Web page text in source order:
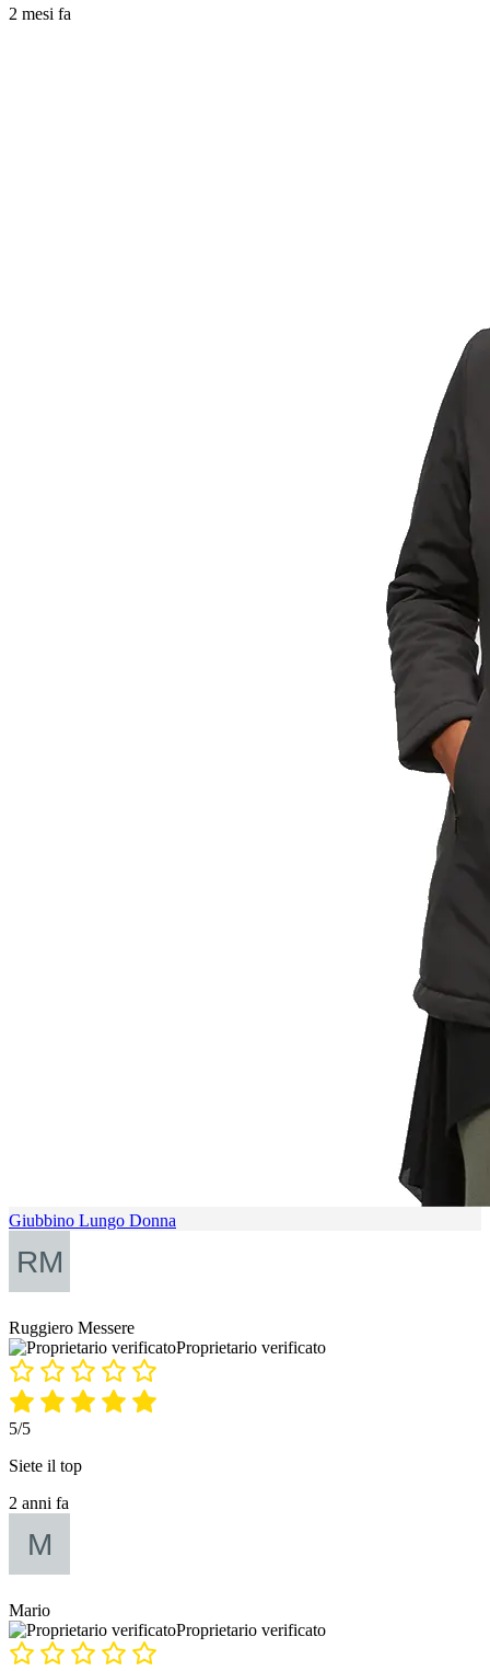
2 mesi fa
Giubbino Lungo Donna
Ruggiero Messere
Proprietario verificato
5/5
Siete il top
2 anni fa
Mario
Proprietario verificato